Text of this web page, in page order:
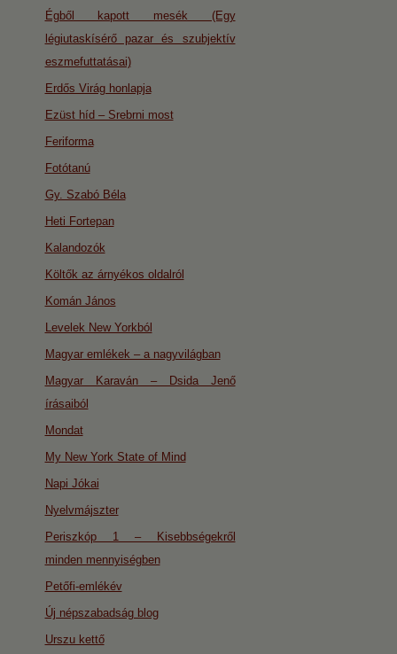
Égből kapott mesék (Egy
légiutaskísérő pazar és szubjektív
eszmefuttatásai)
Erdős Virág honlapja
Ezüst híd – Srebrni most
Feriforma
Fotótanú
Gy. Szabó Béla
Heti Fortepan
Kalandozók
Költők az árnyékos oldalról
Komán János
Levelek New Yorkból
Magyar emlékek – a nagyvilágban
Magyar Karaván – Dsida Jenő
írásaiból
Mondat
My New York State of Mind
Napi Jókai
Nyelvmájszter
Periszkóp 1 – Kisebbségekről
minden mennyiségben
Petőfi-emlékév
Új népszabadság blog
Urszu kettő